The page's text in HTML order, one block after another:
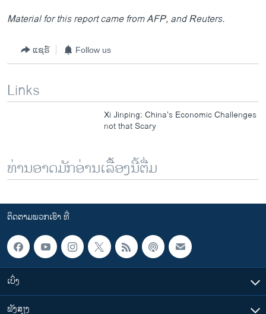
Material for this report came fromAFP, and Reuters.
ແຊຣ໌ Follow us
Links
Xi Jinping: China’s Economic Challenges
not that Scary
ທ່ານອາດມັກອ່ານເລື້ອງນີ້ຕື່ມ
ຕິດຕາມພວກເຮົາ ທີ່
ເບິ່ງ
ຟັງສຽງ